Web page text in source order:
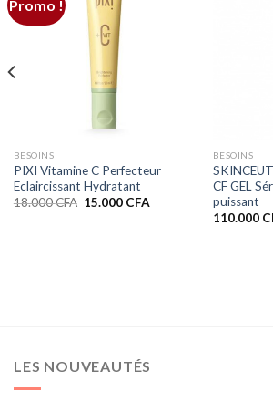
Promo !
BESOINS
PIXI Vitamine C Perfecteur
Eclaircissant Hydratant
18.000CFA Le
15.000 CFALe
BESOINS
CF GEL
puissant
110.000
LES NOUVEAUTÉS